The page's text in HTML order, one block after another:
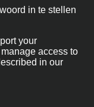
in te stellen
your
access to
in our